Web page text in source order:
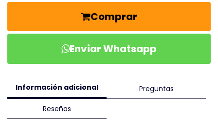
Comprar
Enviar Whatsapp
Información adicional Preguntas
Reseñas